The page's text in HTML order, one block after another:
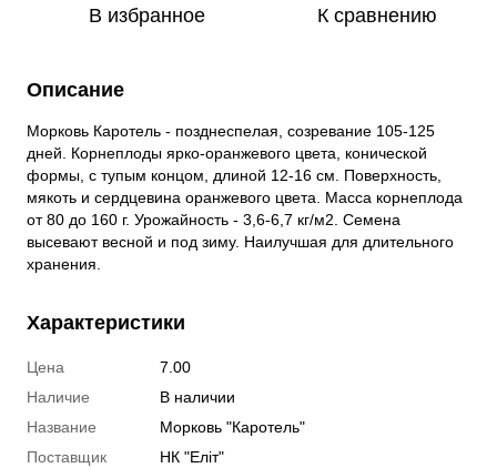
В избранное К сравнению
Описание
Морковь Каротель - позднеспелая, созревание 105-125
дней. Корнеплоды ярко-оранжевого цвета, конической
формы, с тупым концом, длиной 12-16 см. Поверхность,
мякоть и сердцевина оранжевого цвета. Масса корнеплода
от 80 до 160 г. Урожайность - 3,6-6,7 кг/м2. Семена
высевают весной и под зиму. Наилучшая для длительного
хранения.
Характеристики
Цена
7.00
Наличие
В наличии
Название
Морковь "Каротель"
Поставщик
НК "Еліт"